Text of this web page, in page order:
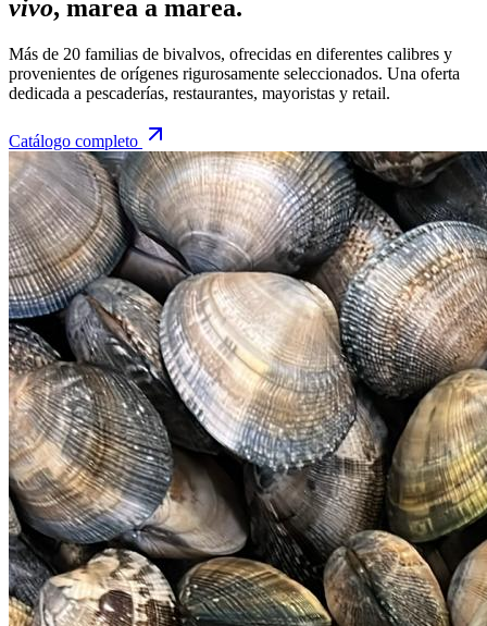
vivo, marea a marea.
Más de 20 familias de bivalvos, ofrecidas en diferentes calibres y
provenientes de orígenes rigurosamente seleccionados. Una oferta
dedicada a pescaderías, restaurantes, mayoristas y retail.
Catálogo completo